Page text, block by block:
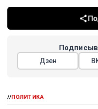
Дзен
//ПОЛИТИКА